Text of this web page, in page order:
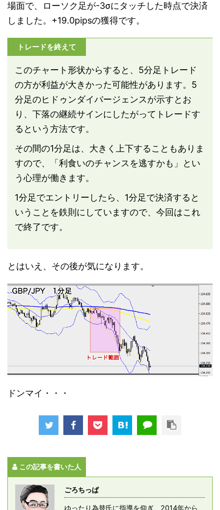
場面で、ローソク足が-3σにタッチした時点で決済
しました。+19.0pipsの獲得です。
トレードを終えて
このチャート形状からすると、5分足トレード
の方が利益が大きかった可能性があります。5
分足のヒドゥンダイバージェンスが示すとお
り、下落の継続サインにしたがってトレードす
るという方法です。
その間の1分足は、大きく上下することもありま
すので、「利食いのチャンスを逃すかも」とい
う心理が働きます。
1分足でエントリーしたら、1分足で決済すると
いうことを鉄則にしていますので、今回はこれ
で終了です。
とはいえ、その後が気になります。
ドンマイ・・・
この記事を書いた人
ごろちっぱ
ゆったり為替氏に指導を仰ぎ、2014年から